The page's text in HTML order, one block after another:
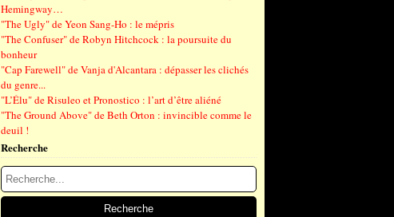
Hemingway…
"The Ugly" de Yeon Sang-Ho : le mépris
"The Confuser" de Robyn Hitchcock : la poursuite du
bonheur
"Cap Farewell" de Vanja d'Alcantara : dépasser les clichés
du genre...
"L’Élu" de Risuleo et Pronostico : l’art d’être aliéné
"The Ground Above" de Beth Orton : invincible comme le
deuil !
Recherche